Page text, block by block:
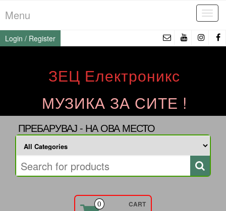
to
the
content
Menu
Login / Register
ЗЕЦ Електроникс
МУЗИКА ЗА СИТЕ !
ПРЕБАРУВАЈ - НА ОВА МЕСТО
0 CART